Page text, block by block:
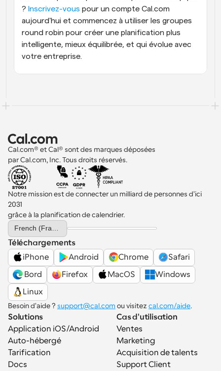
? Inscrivez-vous pour un compte Cal.com
aujourd'hui et commencez à utiliser les groupes
round robin pour créer une planification plus
intelligente, mieux équilibrée, et qui évolue avec
votre entreprise.
Cal.com® et Cal® sont des marques déposées
par Cal.com, Inc. Tous droits réservés.
Notre mission est de connecter un milliard de personnes d'ici
2031
grâce à la planification de calendrier.
Select Language
Téléchargements
iPhone
Android Chrome
Safari
Bord
Firefox MacOS
Windows
Linux
Besoin d'aide ? support@cal.com ou visitez cal.com/aide.
Solutions
Application iOS/Android
Auto-hébergé
Tarification
Docs
Cas d'utilisation
Ventes
Marketing
Acquisition de talents
Support Client